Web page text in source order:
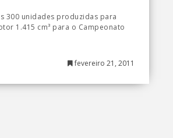
300 unidades produzidas para
1.415 cm³ para o Campeonato
fevereiro 21, 2011